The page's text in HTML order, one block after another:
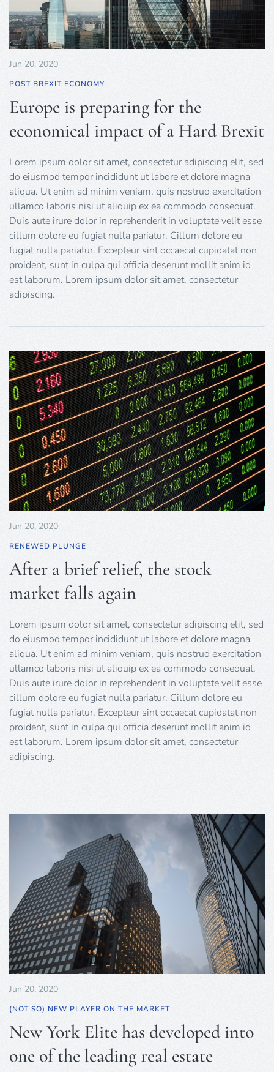
Jun 20, 2020
POST BREXIT ECONOMY
Europe is preparing for the
economical impact of a Hard Brexit
Lorem ipsum dolor sit amet, consectetur adipiscing elit, sed
do eiusmod tempor incididunt ut labore et dolore magna
aliqua. Ut enim ad minim veniam, quis nostrud exercitation
ullamco laboris nisi ut aliquip ex ea commodo consequat.
Duis aute irure dolor in reprehenderit in voluptate velit esse
cillum dolore eu fugiat nulla pariatur. Cillum dolore eu
fugiat nulla pariatur. Excepteur sint occaecat cupidatat non
proident, sunt in culpa qui officia deserunt mollit anim id
est laborum. Lorem ipsum dolor sit amet, consectetur
adipiscing.
Jun 20, 2020
RENEWED PLUNGE
After a brief relief, the stock
market falls again
Lorem ipsum dolor sit amet, consectetur adipiscing elit, sed
do eiusmod tempor incididunt ut labore et dolore magna
aliqua. Ut enim ad minim veniam, quis nostrud exercitation
ullamco laboris nisi ut aliquip ex ea commodo consequat.
Duis aute irure dolor in reprehenderit in voluptate velit esse
cillum dolore eu fugiat nulla pariatur. Cillum dolore eu
fugiat nulla pariatur. Excepteur sint occaecat cupidatat non
proident, sunt in culpa qui officia deserunt mollit anim id
est laborum. Lorem ipsum dolor sit amet, consectetur
adipiscing.
Jun 20, 2020
(NOT SO) NEW PLAYER ON THE MARKET
New York Elite has developed into
one of the leading real estate